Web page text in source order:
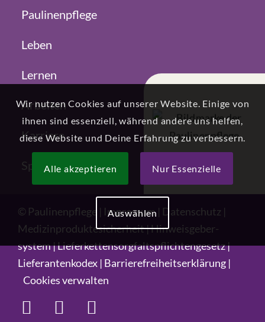
Paulinenpflege
Leben
Lernen
Arbeiten
Karriere
Spenden
© Paulinenpflege | Impressum| Datenschutz |
Medizin­produkte­sicherheit|Hinweisgeber­
system|Liefer­ketten­sorgfalts­pflichten­gesetz|
Lieferanten­kodex | Barriere­freiheits­erklärung |
Cookies verwalten
Wir nutzen Cookies auf unserer Website. Einige von
ihnen sind essenziell, während andere uns helfen,
diese Website und Deine Erfahrung zu verbessern.
Alle akzeptieren Nur Essenzielle
Auswählen